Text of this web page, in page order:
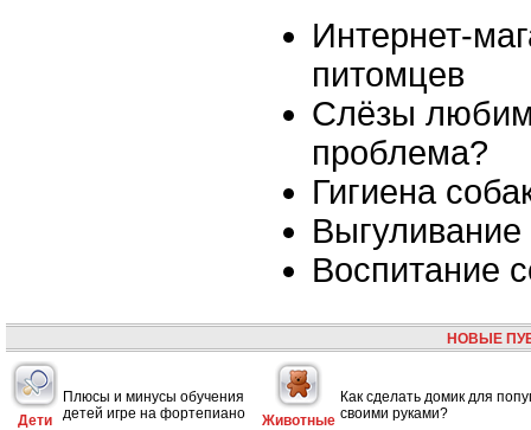
Интернет-
питомцев
Слёзы
проблема?
Гигиена
Выгуливание
Воспитание
НОВЫЕ
Дети
Плюсы и минусы обучения
детей игре на фортепиано
Животные
Как сделать домик для
своими руками?